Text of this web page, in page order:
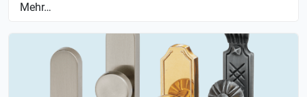
Mehr…